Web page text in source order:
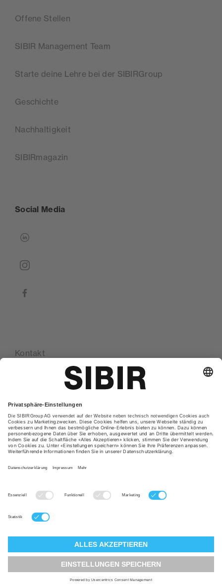
Offene Stellen
SIBIR Management Team
Starte deine Lehre bei der SIBIRGroup
Geschichte
Nachhaltigkeit
SIBIRmagazin
Social Media
linkedin
instagram
facebook
DE FR IT EN
Kontakt
Glossar
Datenschutzerklärung
AGB
Impressum